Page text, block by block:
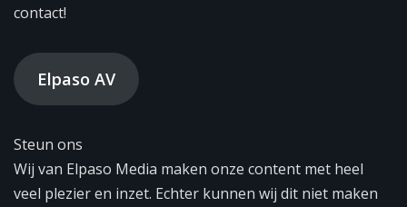
contact!
Elpaso AV
Steun ons
Wij van Elpaso Media maken onze content met heel
veel plezier en inzet. Echter kunnen wij dit niet maken